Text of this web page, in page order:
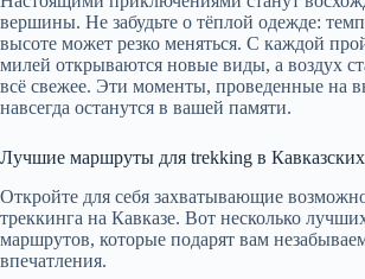
вершины. Не забудьте о тёплой одежде:
высоте может резко меняться. С каждой
милей открываются новые виды, а воздух
всё свежее. Эти моменты, проведенные на
навсегда останутся в вашей памяти.
Лучшие маршруты для trekking в
Откройте для себя захватывающие
треккинга на Кавказе. Вот несколько
маршрутов, которые подарят вам
впечатления.